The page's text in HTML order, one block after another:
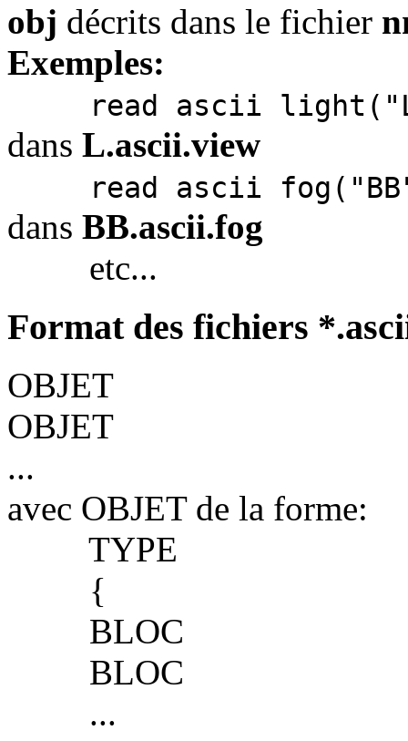
obj décrits dans le fichier
Exemples:
read ascii
dans L.ascii.view
read ascii
dans BB.ascii.fog
etc...
Format des fichiers
OBJET
OBJET
...
avec OBJET de la forme:
TYPE
{
BLOC
BLOC
...